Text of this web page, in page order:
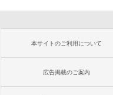
本サイトのご利用について
広告掲載のご案内